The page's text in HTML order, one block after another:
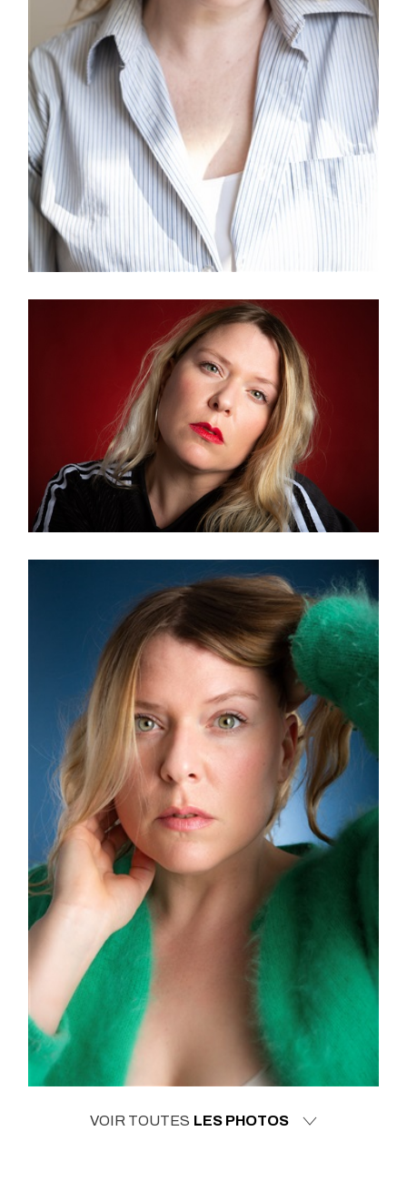
VOIR TOUTES LES PHOTOS